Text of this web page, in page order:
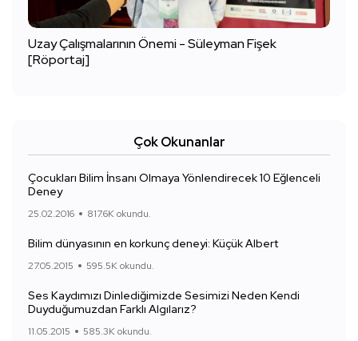
Uzay Çalışmalarının Önemi - Süleyman Fişek
[Röportaj]
Çok Okunanlar
Çocukları Bilim İnsanı Olmaya Yönlendirecek 10 Eğlenceli
Deney
25.02.2016 817.6K okundu.
Bilim dünyasının en korkunç deneyi: Küçük Albert
27.05.2015 595.5K okundu.
Ses Kaydımızı Dinlediğimizde Sesimizi Neden Kendi
Duyduğumuzdan Farklı Algılarız?
11.05.2015 585.3K okundu.